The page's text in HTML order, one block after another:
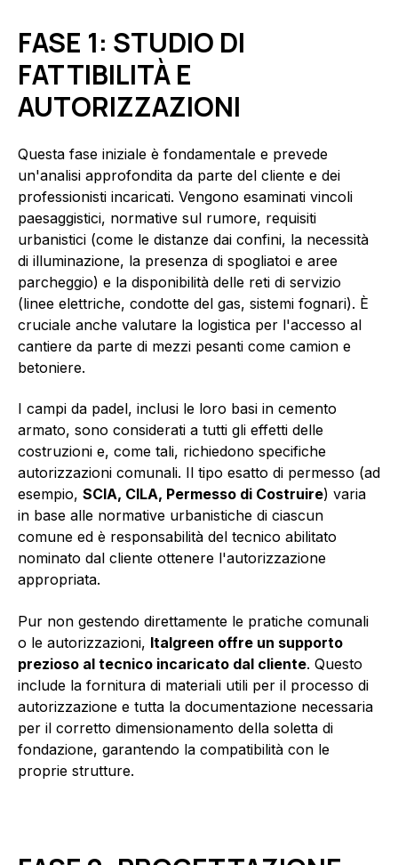
FASE 1: STUDIO DI
FATTIBILITÀ E
AUTORIZZAZIONI
Questa fase iniziale è fondamentale e prevede
un'analisi approfondita da parte del cliente e dei
professionisti incaricati. Vengono esaminati vincoli
paesaggistici, normative sul rumore, requisiti
urbanistici (come le distanze dai confini, la necessità
di illuminazione, la presenza di spogliatoi e aree
parcheggio) e la disponibilità delle reti di servizio
(linee elettriche, condotte del gas, sistemi fognari). È
cruciale anche valutare la logistica per l'accesso al
cantiere da parte di mezzi pesanti come camion e
betoniere.
I campi da padel, inclusi le loro basi in cemento
armato, sono considerati a tutti gli effetti delle
costruzioni e, come tali, richiedono specifiche
autorizzazioni comunali. Il tipo esatto di permesso (ad
esempio, SCIA, CILA, Permesso di Costruire) varia
in base alle normative urbanistiche di ciascun
comune ed è responsabilità del tecnico abilitato
nominato dal cliente ottenere l'autorizzazione
appropriata.
Pur non gestendo direttamente le pratiche comunali
o le autorizzazioni, Italgreen offre un supporto
prezioso al tecnico incaricato dal cliente. Questo
include la fornitura di materiali utili per il processo di
autorizzazione e tutta la documentazione necessaria
per il corretto dimensionamento della soletta di
fondazione, garantendo la compatibilità con le
proprie strutture.